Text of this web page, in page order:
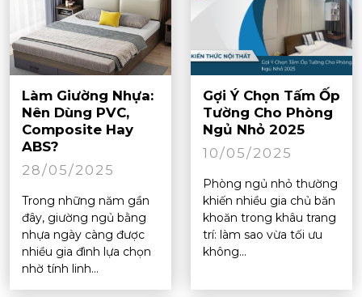
Làm Giường Nhựa:
Nên Dùng PVC,
Composite Hay
ABS?
28/05/2025
Trong những năm gần
đây, giường ngủ bằng
nhựa ngày càng được
nhiều gia đình lựa chọn
nhờ tính linh...
Gợi Ý Chọn Tấm Ốp
Tường Cho Phòng
Ngủ Nhỏ 2025
10/05/2025
Phòng ngủ nhỏ thường
khiến nhiều gia chủ băn
khoăn trong khâu trang
trí: làm sao vừa tối ưu
không...